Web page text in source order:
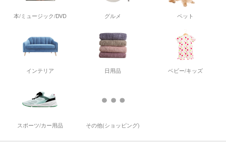
本/ミュージック/DVD グルメ ペット
インテリア 日用品 ベビー/キッズ
スポーツ/カー用品 その他(ショッピング)